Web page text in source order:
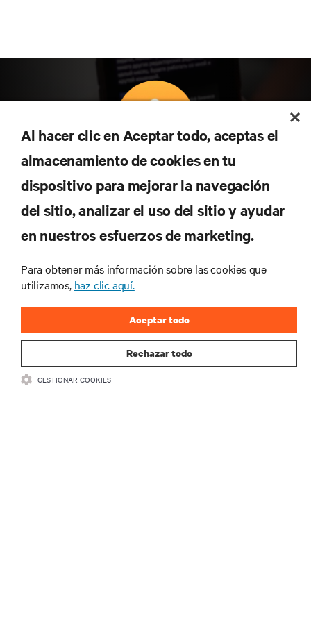
Suscríbete para conocer las últimas tendencias
tecnológicas
Recibe actualizaciones periódicas sobre los temas
más importantes del sector, con los últimos debates
y perspectivas de expertos sobre gestión de
centros de datos y gestión de infraestructuras.
REGÍSTRATE AHORA
Al hacer clic en Aceptar todo, aceptas el
almacenamiento de cookies en tu
dispositivo para mejorar la navegación
del sitio, analizar el uso del sitio y ayudar
en nuestros esfuerzos de marketing.
Para obtener más información sobre las cookies que
utilizamos, haz clic aquí.
Rechazar todo
Aceptar todo
GESTIONAR COOKIES